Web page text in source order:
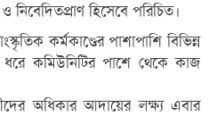
নিবেদিতপ্রাণ হিসেবে পরিচিত।
কর্মকাণ্ডের পাশাপাশি বিভিন্ন
ধরে কমিউনিটির পাশে থেকে কাজ
অধিকার আদায়ের লক্ষ্য এবার